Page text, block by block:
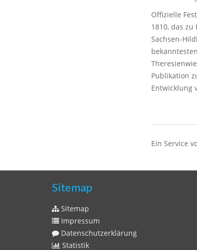
Offizielle
1810, das
Sachsen-
Publikation
Entwicklung
Ein Service
Sitemap
Sitemap
Impressum
Datenschutzerklärung
Statistik